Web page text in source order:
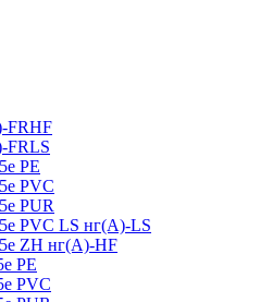
PE
PVC
PUR
PVC LS нг(А)-LS
ZH нг(А)-HF
PE
PVC